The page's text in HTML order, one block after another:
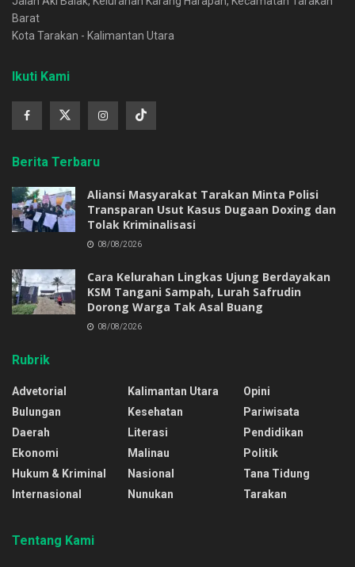
Barat
Kota Tarakan - Kalimantan Utara
Ikuti Kami
Berita Terbaru
Aliansi Masyarakat Tarakan Minta Polisi
Transparan Usut Kasus Dugaan Doxing dan
Tolak Kriminalisasi
08/08/2026
Cara Kelurahan Lingkas Ujung Berdayakan
KSM Tangani Sampah, Lurah Safrudin
Dorong Warga Tak Asal Buang
08/08/2026
Rubrik
Advetorial
Bulungan
Daerah
Ekonomi
Hukum & Kriminal
Internasional
Kalimantan Utara
Kesehatan
Literasi
Malinau
Nasional
Nunukan
Opini
Pariwisata
Pendidikan
Politik
Tana Tidung
Tarakan
Tentang Kami